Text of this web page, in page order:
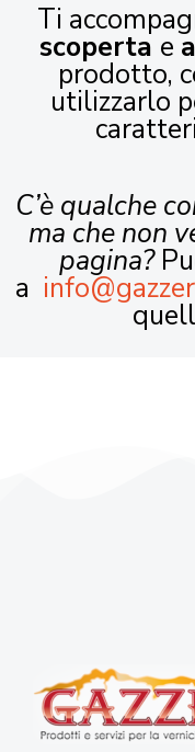
Ti
scoperta e
prodotto,
utilizzarlo
C’è qualche
ma che non
pagina?
a